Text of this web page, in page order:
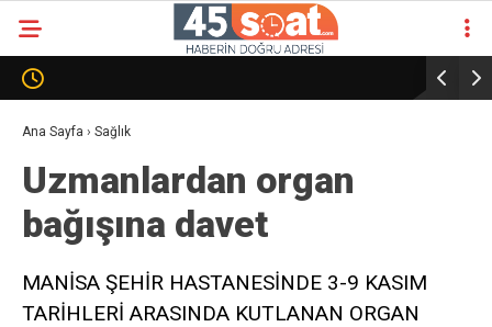
Ana Sayfa › Sağlık
Uzmanlardan organ
bağışına davet
MANİSA ŞEHİR HASTANESİNDE 3-9 KASIM
TARİHLERİ ARASINDA KUTLANAN ORGAN